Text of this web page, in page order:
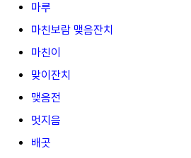
마루
마친보람 맺음잔치
마친이
맞이잔치
맺음전
멋지음
배곳